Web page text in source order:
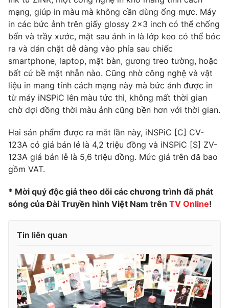
mạng, giúp in màu mà không cần dùng ống mực. Máy
in các bức ảnh trên giấy glossy 2x3 inch có thể chống
bẩn và trầy xước, mặt sau ảnh in là lớp keo có thể bóc
ra và dán chặt dễ dàng vào phía sau chiếc
smartphone, laptop, mặt bàn, gương treo tường, hoặc
bất cứ bề mặt nhẵn nào. Cũng nhờ công nghệ và vật
liệu in mang tính cách mạng này mà bức ảnh được in
từ máy iNSPiC lên màu tức thì, không mất thời gian
chờ đợi đồng thời màu ảnh cũng bền hơn với thời gian.
Hai sản phẩm được ra mắt lần này, iNSPiC [C] CV-
123A có giá bán lẻ là 4,2 triệu đồng và iNSPiC [S] ZV-
123A giá bán lẻ là 5,6 triệu đồng. Mức giá trên đã bao
gồm VAT.
* Mời quý độc giả theo dõi các chương trình đã phát
sóng của Đài Truyền hình Việt Nam trên TV Online!
Tin liên quan